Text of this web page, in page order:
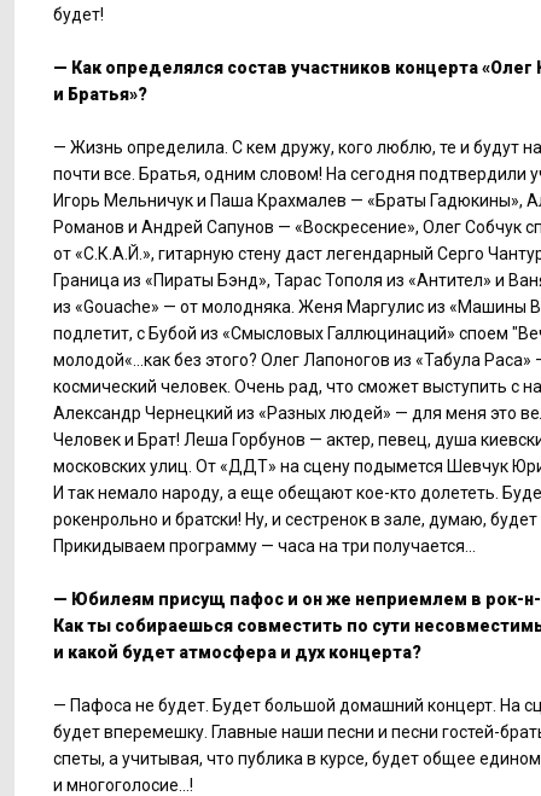
будет!
— Как определялся состав участников концерта «Олег
и Братья»?
— Жизнь определила. С кем дружу, кого люблю, те и будут
почти все. Братья, одним словом! На сегодня подтвердили
Игорь Мельничук и Паша Крахмалев — «Браты Гадюкины»,
Романов и Андрей Сапунов — «Воскресение», Олег Собчук
от «С.К.А.Й.», гитарную стену даст легендарный Серго
Граница из «Пираты Бэнд», Тарас Тополя из «Антител» и
из «Gouache» — от молодняка. Женя Маргулис из «Машины
подлетит, с Бубой из «Смысловых Галлюцинаций» споем
молодой«...как без этого? Олег Лапоногов из «Табула Раса»
космический человек. Очень рад, что сможет выступить с
Александр Чернецкий из «Разных людей» — для меня это
Человек и Брат! Леша Горбунов — актер, певец, душа
московских улиц. От «ДДТ» на сцену подымется Шевчук
И так немало народу, а еще обещают кое-кто долететь.
рокенрольно и братски! Ну, и сестренок в зале, думаю,
Прикидываем программу — часа на три получается...
— Юбилеям присущ пафос и он же неприемлем в рок-
Как ты собираешься совместить по сути
и какой будет атмосфера и дух концерта?
— Пафоса не будет. Будет большой домашний концерт. На
будет вперемешку. Главные наши песни и песни гостей-
спеты, а учитывая, что публика в курсе, будет общее
и многоголосие...!